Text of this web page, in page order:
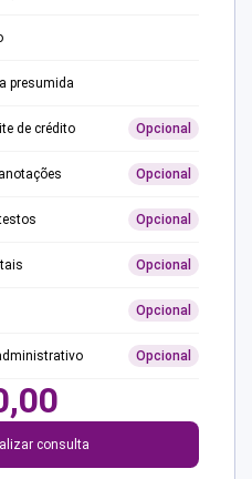
presumida
de crédito Opcional
Opcional
Opcional
Opcional
Opcional
Opcional
consulta